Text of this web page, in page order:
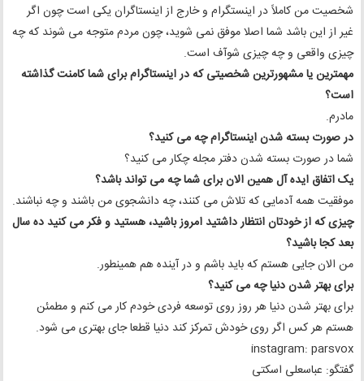
شخصیت من کاملاً در اینستگرام و خارج از اینستاگران یکی است چون اگر
غیر از این باشد شما اصلا موفق نمی شوید، چون مردم متوجه می شوند که چه
چیزی واقعی و چه چیزی شوآف است.
مهمترین یا مشهورترین شخصیتی که در اینستاگرام برای شما کامنت گذاشته
است؟
مادرم.
در صورت بسته شدن اینستاگرام چه می کنید؟
شما در صورت بسته شدن دفتر مجله چکار می کنید؟
یک اتفاق ایده آل همین الان برای شما چه می تواند باشد؟
موفقیت همه آدمایی که تلاش می کنند، چه دانشجوی من باشند و چه نباشند.
چیزی که از خودتان انتظار داشتید امروز باشید، هستید و فکر می کنید ده سال
بعد کجا باشید؟
من الان جایی هستم که باید باشم و در آینده هم همینطور.
برای بهتر شدن دنیا چه می کنید؟
برای بهتر شدن دنیا هر روز روی توسعه فردی خودم کار می کنم و مطمئن
هستم هر کس اگر روی خودش تمرکز کند دنیا قطعا جای بهتری می شود.
instagram: parsvox
گفتگو: عباسعلی اسکتی